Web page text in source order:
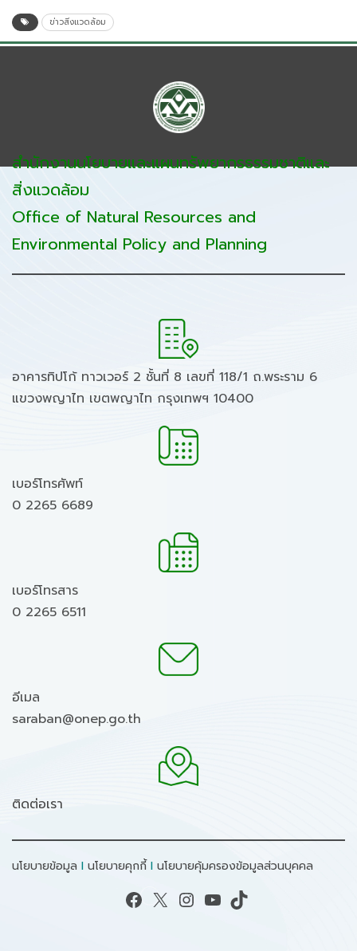
ข่าวสิ่งแวดล้อม
สำนักงานนโยบายและแผนทรัพยากรธรรมชาติและ
สิ่งแวดล้อม
Office of Natural Resources and
Environmental Policy and Planning
อาคารทิปโก้ ทาวเวอร์ 2 ชั้นที่ 8 เลขที่ 118/1 ถ.พระราม 6
แขวงพญาไท เขตพญาไท กรุงเทพฯ 10400
เบอร์โทรศัพท์
0 2265 6689
เบอร์โทรสาร
0 2265 6511
อีเมล
saraban@onep.go.th
ติดต่อเรา
นโยบายข้อมูล I นโยบายคุกกี้ I นโยบายคุ้มครองข้อมูลส่วนบุคคล
Facebook X Instagram YouTube TikTok